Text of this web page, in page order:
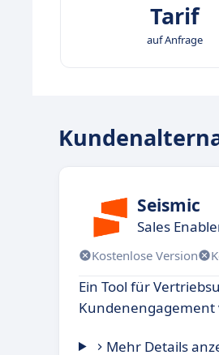
Tarif
auf Anfrage
Seismic
Sales
Kostenlose Version
Ein Tool für
Mehr Details